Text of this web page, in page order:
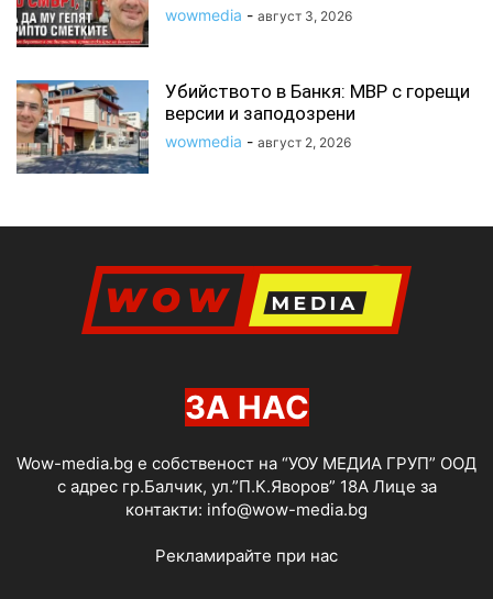
wowmedia - август 3, 2026
Убийството в Банкя: МВР с горещи
версии и заподозрени
wowmedia - август 2, 2026
ЗА НАС
Wow-media.bg е собственост на “УОУ МЕДИА ГРУП” ООД
с адрес гр.Балчик, ул.”П.К.Яворов” 18А Лице за
контакти: info@wow-media.bg
Рекламирайте при нас